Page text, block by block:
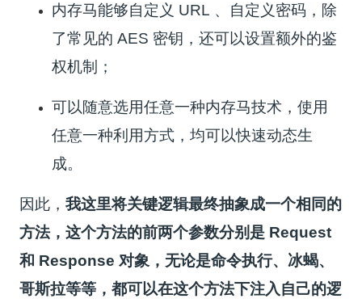
内存马能够自定义 URL 、自定义密码，除
了常见的 AES 密钥，还可以设置额外的鉴
权机制；
可以随意选用任意一种内存马技术，使用
任意一种利用方式，均可以快速动态生
成。
因此，我这里将关键逻辑最终抽象成一个相同的
方法，这个方法的前两个参数分别是 Request
和 Response 对象，无论是命令执行、冰蝎、
哥斯拉等等，都可以在这个方法下注入自己的逻